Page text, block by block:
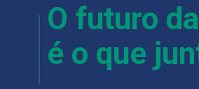
O futuro
é o que